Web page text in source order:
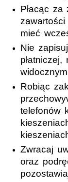
Płacąc za
mieć
Nie
Robiąc
telefonów
Zwracaj
oraz